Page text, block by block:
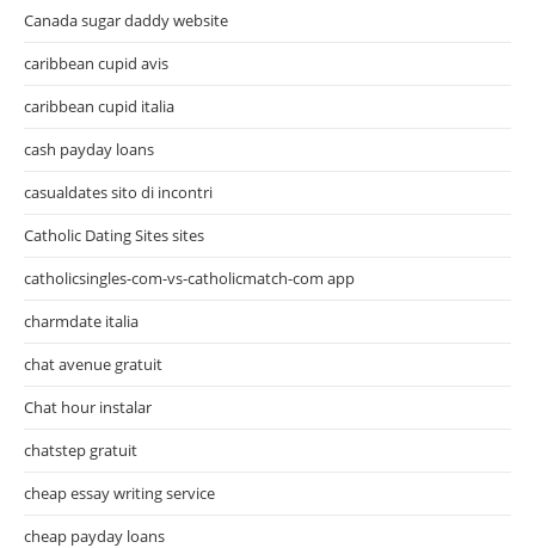
Canada sugar daddy website
caribbean cupid avis
caribbean cupid italia
cash payday loans
casualdates sito di incontri
Catholic Dating Sites sites
catholicsingles-com-vs-catholicmatch-com app
charmdate italia
chat avenue gratuit
Chat hour instalar
chatstep gratuit
cheap essay writing service
cheap payday loans